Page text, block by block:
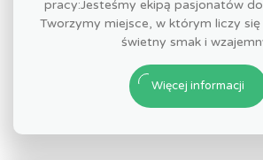
pracy:Jesteśmy ekipą pasjonatów
Tworzymy miejsce, w którym liczy
świetny smak i
Więcej informacji